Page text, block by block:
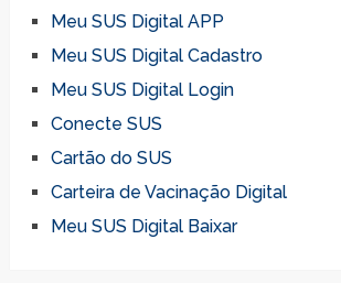
Meu SUS Digital APP
Meu SUS Digital Cadastro
Meu SUS Digital Login
Conecte SUS
Cartão do SUS
Carteira de Vacinação Digital
Meu SUS Digital Baixar